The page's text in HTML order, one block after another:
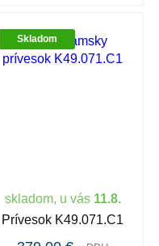
Skladom
skladom, u vás 11.8.
Prívesok K49.071.C1